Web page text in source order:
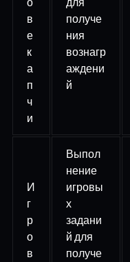
в
е
к
а
п
ч
и
получе
ния
вознагр
аждени
й
И
г
р
о
в
Выпол
нение
игровы
х
задани
й для
получе